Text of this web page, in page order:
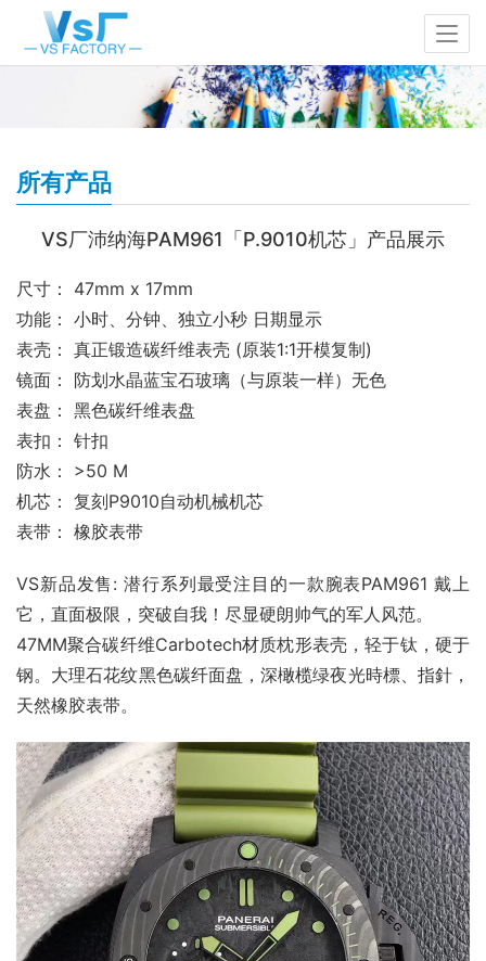
所有产品
VS厂沛纳海PAM961「P.9010机芯」产品展示
尺寸： 47mm x 17mm
功能： 小时、分钟、独立小秒 日期显示
表壳： 真正锻造碳纤维表壳 (原装1:1开模复制)
镜面： 防划水晶蓝宝石玻璃（与原装一样）无色
表盘： 黑色碳纤维表盘
表扣： 针扣
防水： >50 M
机芯： 复刻P9010自动机械机芯
表带： 橡胶表带
VS新品发售: 潜行系列最受注目的一款腕表PAM961 戴上
它，直面极限，突破自我！尽显硬朗帅气的军人风范。
47MM聚合碳纤维Carbotech材质枕形表壳，轻于钛，硬于
钢。大理石花纹黑色碳纤⾯盘，深橄榄绿夜光時標、指針，
天然橡胶表带。